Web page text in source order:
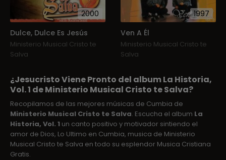
2000
Dulce, Dulce Es Jesús
Ministerio Musical Cristo te
Salva
1997
Ven A Él
Ministerio Musical Cristo te
Salva
¿Jesucristo Viene Pronto del album La Historia,
Vol. 1 de Ministerio Musical Cristo te Salva?
Recopilamos de las mejores músicas de Cumbia de
Ministerio Musical Cristo te Salva. Escucha el album La
Historia, Vol. 1 un canto positivo y motivador sintiendo el
amor de Dios, Lo Ultimo en Cumbia, musica de Ministerio
Musical Cristo te Salva en todo su esplendor Musica Cristiana
Gratis.